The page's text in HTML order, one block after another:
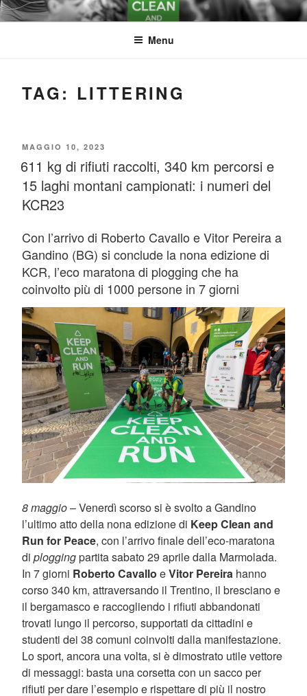
Salta
al
KEEP CLEAN AND
Menu
TAG: LITTERING
PUBBLICATO
IL
MAGGIO 10, 2023
611 kg di rifiuti raccolti, 340 km percorsi e
15 laghi montani campionati: i numeri del
KCR23
Con l’arrivo di Roberto Cavallo e Vitor Pereira a
Gandino (BG) si conclude la nona edizione di
KCR, l’eco maratona di plogging che ha
coinvolto più di 1000 persone in 7 giorni
8 maggio– Venerdì scorso si è svolto a Gandino
l’ultimo atto della nona edizione di Keep Clean and
Run for Peace, con l’arrivo finale dell’eco-maratona
di ploggingpartita sabato 29 aprile dalla Marmolada.
In 7 giorni Roberto Cavallo eVitor Pereira hanno
corso 340 km, attraversando il Trentino, il bresciano e
il bergamasco e raccogliendo i rifiuti abbandonati
trovati lungo il percorso, supportati da cittadini e
studenti dei 38 comuni coinvolti dalla manifestazione.
Lo sport, ancora una volta, si è dimostrato utile vettore
di messaggi: basta una corsetta con un sacco per
rifiuti per dare l’esempio e rispettare di più il nostro